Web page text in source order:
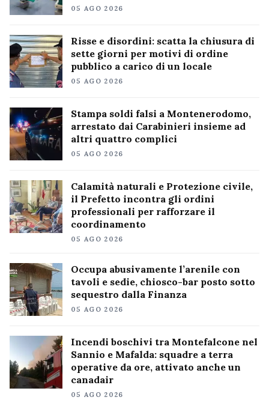
05 AGO 2026
Risse e disordini: scatta la chiusura di
sette giorni per motivi di ordine
pubblico a carico di un locale
05 AGO 2026
Stampa soldi falsi a Montenerodomo,
arrestato dai Carabinieri insieme ad
altri quattro complici
05 AGO 2026
Calamità naturali e Protezione civile,
il Prefetto incontra gli ordini
professionali per rafforzare il
coordinamento
05 AGO 2026
Occupa abusivamente l’arenile con
tavoli e sedie, chiosco-bar posto sotto
sequestro dalla Finanza
05 AGO 2026
Incendi boschivi tra Montefalcone nel
Sannio e Mafalda: squadre a terra
operative da ore, attivato anche un
canadair
05 AGO 2026